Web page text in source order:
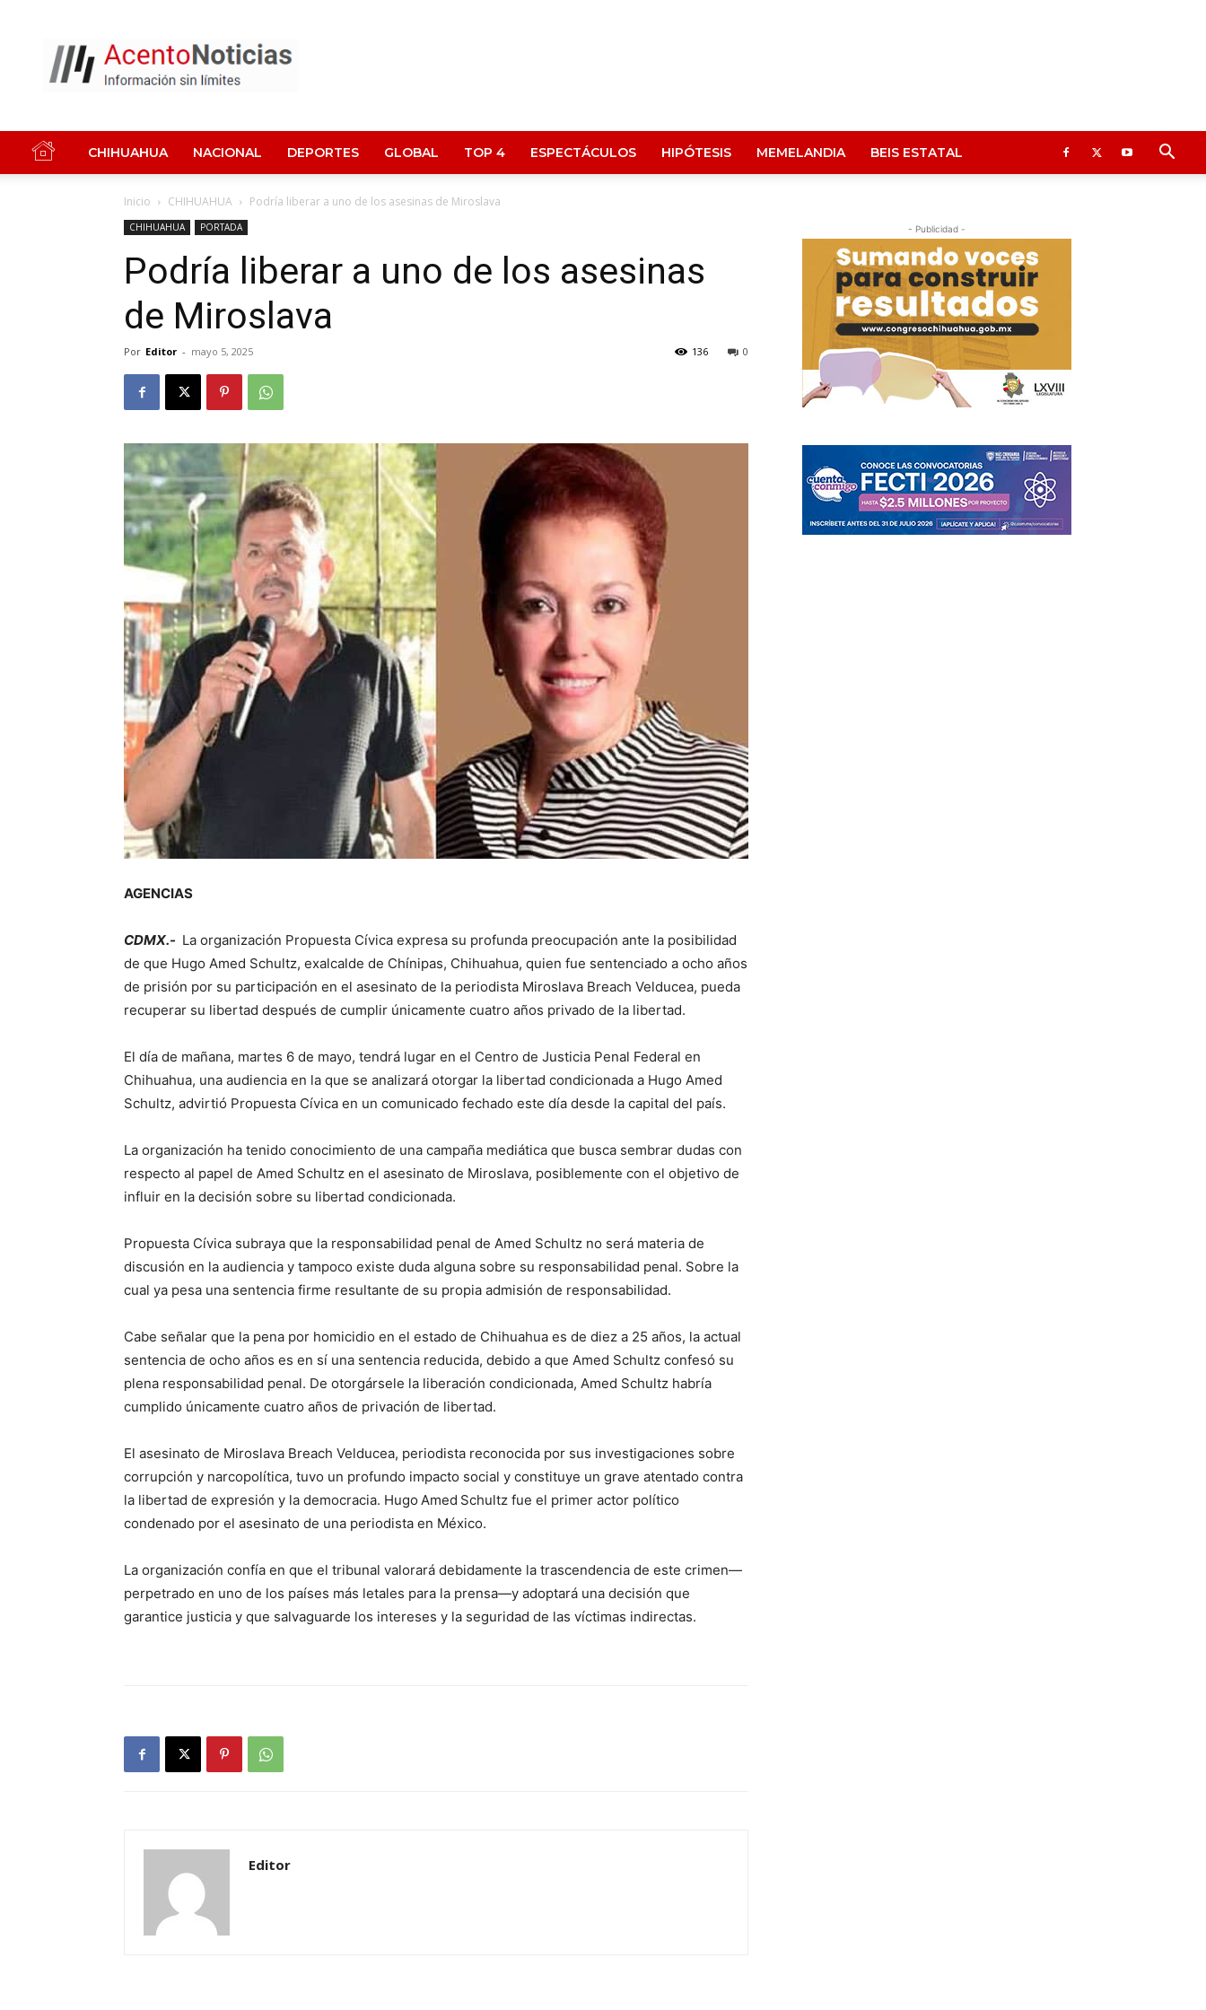
Noticias
CHIHUAHUA NACIONAL DEPORTES GLOBAL TOP 4 ESPECTÁCULOS HIPÓTESIS MEMELANDIA BEIS ESTATAL
Inicio CHIHUAHUA Podría liberar a uno de los asesinas de Miroslava
CHIHUAHUA PORTADA
Podría liberar a uno de los asesinas
de Miroslava
Por Editor - mayo 5, 2025 0
136
AGENCIAS
CDMX.- La organización Propuesta Cívica expresa su profunda preocupación ante la posibilidad
de que Hugo Amed Schultz, exalcalde de Chínipas, Chihuahua, quien fue sentenciado a ocho años
de prisión por su participación en el asesinato de la periodista Miroslava Breach Velducea, pueda
recuperar su libertad después de cumplir únicamente cuatro años privado de la libertad.
El día de mañana, martes 6 de mayo, tendrá lugar en el Centro de Justicia Penal Federal en
Chihuahua, una audiencia en la que se analizará otorgar la libertad condicionada a Hugo Amed
Schultz, advirtió Propuesta Cívica en un comunicado fechado este día desde la capital del país.
La organización ha tenido conocimiento de una campaña mediática que busca sembrar dudas con
respecto al papel de Amed Schultz en el asesinato de Miroslava, posiblemente con el objetivo de
influir en la decisión sobre su libertad condicionada.
Propuesta Cívica subraya que la responsabilidad penal de Amed Schultz no será materia de
discusión en la audiencia y tampoco existe duda alguna sobre su responsabilidad penal. Sobre la
cual ya pesa una sentencia firme resultante de su propia admisión de responsabilidad.
Cabe señalar que la pena por homicidio en el estado de Chihuahua es de diez a 25 años, la actual
sentencia de ocho años es en sí una sentencia reducida, debido a que Amed Schultz confesó su
plena responsabilidad penal. De otorgársele la liberación condicionada, Amed Schultz habría
cumplido únicamente cuatro años de privación de libertad.
El asesinato de Miroslava Breach Velducea, periodista reconocida por sus investigaciones sobre
corrupción y narcopolítica, tuvo un profundo impacto social y constituye un grave atentado contra
la libertad de expresión y la democracia. Hugo Amed Schultz fue el primer actor político
condenado por el asesinato de una periodista en México.
La organización confía en que el tribunal valorará debidamente la trascendencia de este crimen—
perpetrado en uno de los países más letales para la prensa—y adoptará una decisión que
garantice justicia y que salvaguarde los intereses y la seguridad de las víctimas indirectas.
Editor
- Publicidad -